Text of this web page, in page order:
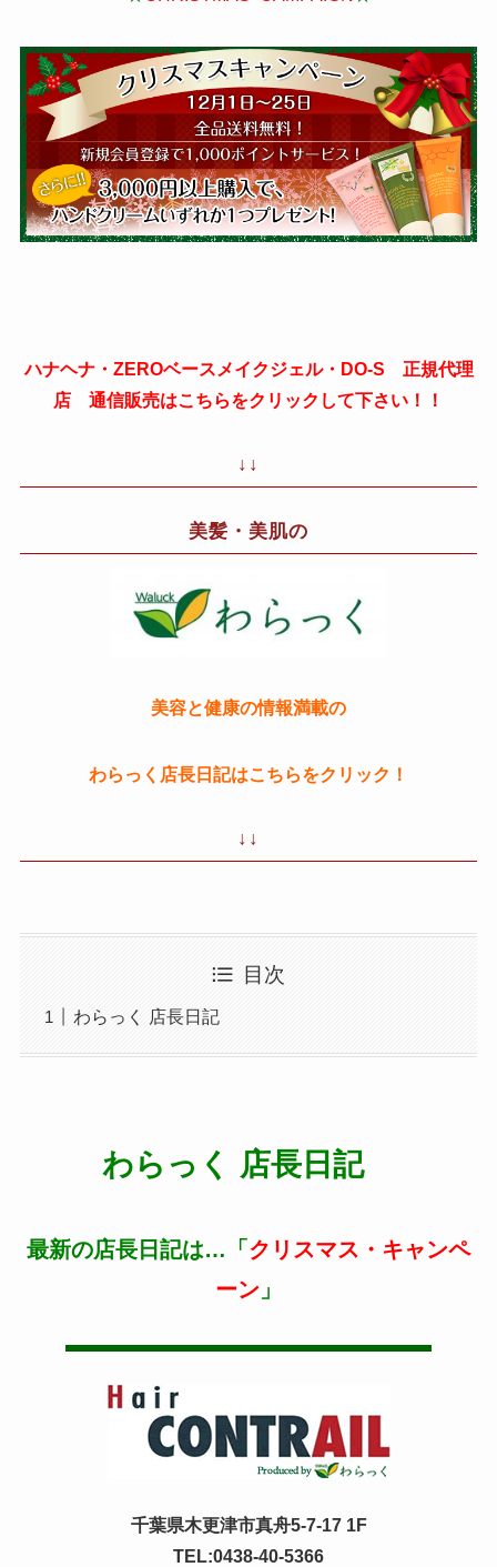
ハナヘナ・ZEROベースメイクジェル・DO-S 正規代理
店 通信販売はこちらをクリックして下さい！！
↓↓
美髪・美肌の
美容と健康の情報満載の
わらっく店長日記はこちらをクリック！
↓↓
目次
わらっく 店長日記
わらっく 店長日記
最新の店長日記は…「クリスマス・キャンペ
ーン 」
千葉県木更津市真舟5-7-17 1F
TEL:0438-40-5366